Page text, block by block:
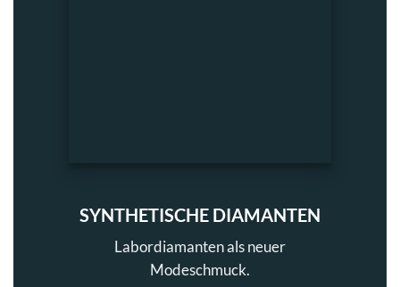
SYNTHETISCHE DIAMANTEN
Labordiamanten als neuer
Modeschmuck.